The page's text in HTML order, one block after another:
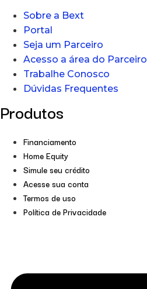
Sobre a Bext
Portal
Seja um Parceiro
Acesso a área do Parceiro
Trabalhe Conosco
Dúvidas Frequentes
Produtos
Financiamento
Home Equity
Simule seu crédito
Acesse sua conta
Termos de uso
Política de Privacidade